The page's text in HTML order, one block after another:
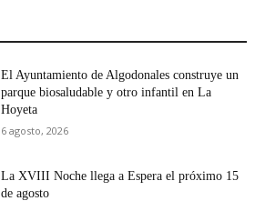
El Ayuntamiento de Algodonales construye un
parque biosaludable y otro infantil en La
Hoyeta
6 agosto, 2026
La XVIII Noche llega a Espera el próximo 15
de agosto